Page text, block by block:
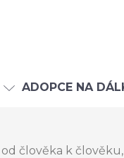
ADOPCE NA
člověka k člověku,